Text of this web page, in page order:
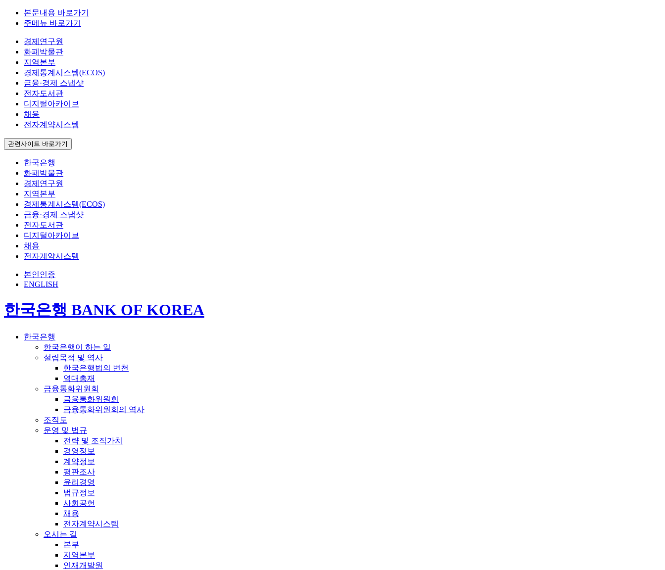
본문내용 바로가기
주메뉴 바로가기
경제연구원
화폐박물관
지역본부
경제통계시스템(ECOS)
금융·경제 스냅샷
전자도서관
디지털아카이브
채용
전자계약시스템
관련사이트 바로가기
한국은행
화폐박물관
경제연구원
지역본부
경제통계시스템(ECOS)
금융·경제 스냅샷
전자도서관
디지털아카이브
채용
전자계약시스템
본인인증
ENGLISH
한국은행 BANK OF KOREA
한국은행
한국은행이 하는 일
설립목적 및 역사
한국은행법의 변천
역대총재
금융통화위원회
금융통화위원회
금융통화위원회의 역사
조직도
운영 및 법규
전략 및 조직가치
경영정보
계약정보
평판조사
윤리경영
법규정보
사회공헌
채용
전자계약시스템
오시는 길
본부
지역본부
인재개발원